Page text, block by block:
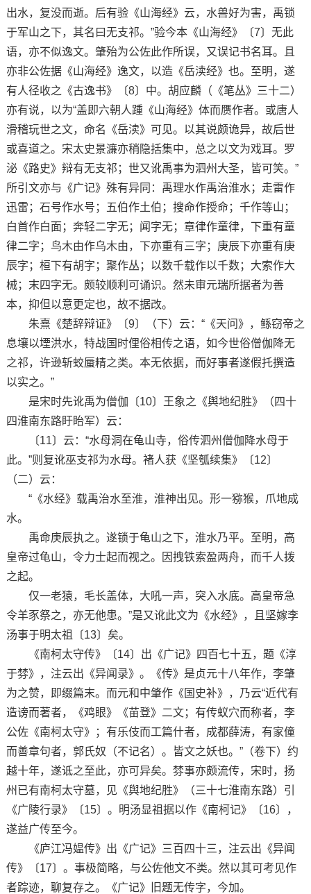
出水，复没而逝。后有验《山海经》云，水兽好为害，禹锁
于军山之下，其名曰无支祁。”验今本《山海经》〔7〕无此
语，亦不似逸文。肇殆为公佐此作所误，又误记书名耳。且
亦非公佐据《山海经》逸文，以造《岳渎经》也。至明，遂
有人径收之《古逸书》〔8〕中。胡应麟（《笔丛》三十二）
亦有说，以为“盖即六朝人踵《山海经》体而赝作者。或唐人
滑稽玩世之文，命名《岳渎》可见。以其说颇诡异，故后世
或喜道之。宋太史景濂亦稍隐括集中，总之以文为戏耳。罗
泌《路史》辩有无支祁；世又讹禹事为泗州大圣，皆可笑。”
所引文亦与《广记》殊有异同：禹理水作禹治淮水；走雷作
迅雷；石号作水号；五伯作土伯；搜命作授命；千作等山；
白首作白面；奔轻二字无；闻字无；章律作童律，下重有童
律二字；鸟木由作乌木由，下亦重有三字；庚辰下亦重有庚
辰字；桓下有胡字；聚作丛；以数千载作以千数；大索作大
械；末四字无。颇较顺利可诵识。然未审元瑞所据者为善
本，抑但以意更定也，故不据改。
朱熹《楚辞辩证》〔9〕（下）云：“《天问》，鲧窃帝之
息壤以堙洪水，特战国时俚俗相传之语，如今世俗僧伽降无
之祁，许逊斩蛟蜃精之类。本无依据，而好事者遂假托撰造
以实之。”
是宋时先讹禹为僧伽〔10〕王象之《舆地纪胜》（四十
四淮南东路盱眙军）云：
〔11〕云：“水母洞在龟山寺，俗传泗州僧伽降水母于
此。”则复讹巫支祁为水母。褚人获《坚瓠续集》〔12〕
（二）云：
“《水经》载禹治水至淮，淮神出见。形一猕猴，爪地成
水。
禹命庚辰执之。遂锁于龟山之下，淮水乃平。至明，高
皇帝过龟山，令力士起而视之。因拽铁索盈两舟，而千人拨
之起。
仅一老猿，毛长盖体，大吼一声，突入水底。高皇帝急
令羊豕祭之，亦无他患。”是又讹此文为《水经》，且坚嫁李
汤事于明太祖〔13〕矣。
《南柯太守传》〔14〕出《广记》四百七十五，题《淳
于棼》，注云出《异闻录》。《传》是贞元十八年作，李肇
为之赞，即缀篇末。而元和中肇作《国史补》，乃云“近代有
造谤而著者，《鸡眼》《苗登》二文；有传蚁穴而称者，李
公佐《南柯太守》；有乐伎而工篇什者，成都薛涛，有家僮
而善章句者，郭氏奴（不记名）。皆文之妖也。”（卷下）约
越十年，遂诋之至此，亦可异矣。棼事亦颇流传，宋时，扬
州已有南柯太守墓，见《舆地纪胜》（三十七淮南东路）引
《广陵行录》〔15〕。明汤显祖据以作《南柯记》〔16〕，
遂益广传至今。
《庐江冯媪传》出《广记》三百四十三，注云出《异闻
传》〔17〕。事极简略，与公佐他文不类。然以其可考见作
者踪迹，聊复存之。《广记》旧题无传字，今加。